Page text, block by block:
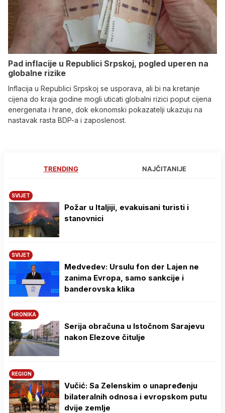
Pad inflacije u Republici Srpskoj, pogled uperen na
globalne rizike
Inflacija u Republici Srpskoj se usporava, ali bi na kretanje
cijena do kraja godine mogli uticati globalni rizici poput cijena
energenata i hrane, dok ekonomski pokazatelji ukazuju na
nastavak rasta BDP-a i zaposlenost.
TRENDING NAJČITANIJE
SVIJET
Požar u Italjiji, evakuisani turisti i
stanovnici
SVIJET
Medvedev: Ursulu fon der Lajen ne
zanima Evropa, samo sankcije i
banderovska klika
HRONIKA
Serija obračuna u Istočnom Sarajevu
nakon Elezove čitulje
REGION
Vučić: Sa Zelenskim o unapređenju
bilateralnih odnosa i evropskom putu
dvije zemlje